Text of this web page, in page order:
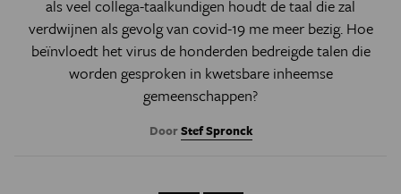
als veel collega-taalkundigen houdt de taal die zal
verdwijnen als gevolg van covid-19 me meer bezig. Hoe
beïnvloedt het virus de honderden bedreigde talen die
worden gesproken in kwetsbare inheemse
gemeenschappen?
DoorStef Spronck